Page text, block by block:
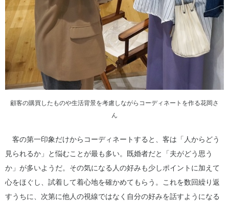
顧客の購買したものや生活背景を考慮しながらコーディネートを作る花岡さ
ん
客の第一印象だけからコーディネートすると、客は「人からどう
見られるか」と悩むことが最も多い。既婚者だと「夫がどう思う
か」が多いようだ。その気になる人の好みも少しポイントに加えて
心をほぐし、試着して着心地を確かめてもらう。これを数回繰り返
すうちに、次第に他人の視線ではなく自分の好みを話すようになる